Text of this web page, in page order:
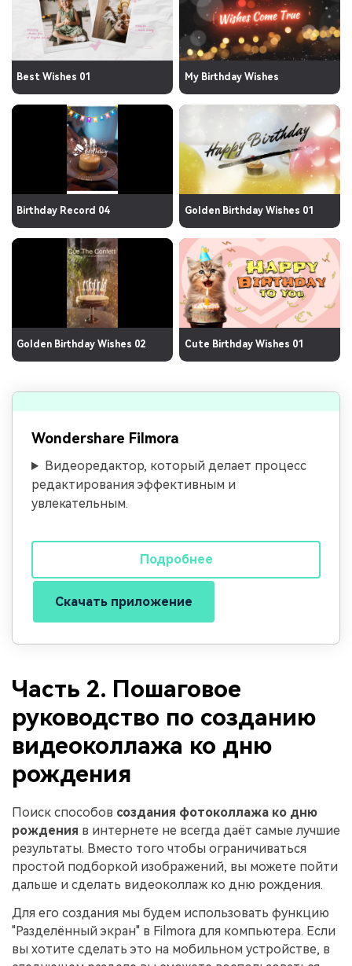
Best Wishes 01 My Birthday Wishes
Birthday Record 04 Golden Birthday Wishes 01
Golden Birthday Wishes 02 Cute Birthday Wishes 01
Wondershare Filmora
Видеоредактор, который делает процесс
редактирования эффективным и
увлекательным.
Подробнее
Скачать приложение
Часть 2. Пошаговое
руководство по созданию
видеоколлажа ко дню
рождения
Поиск способов создания фотоколлажа ко дню
рождения в интернете не всегда даёт самые лучшие
результаты. Вместо того чтобы ограничиваться
простой подборкой изображений, вы можете пойти
дальше и сделать видеоколлаж ко дню рождения.
Для его создания мы будем использовать функцию
"Разделённый экран" в Filmora для компьютера. Если
вы хотите сделать это на мобильном устройстве, в